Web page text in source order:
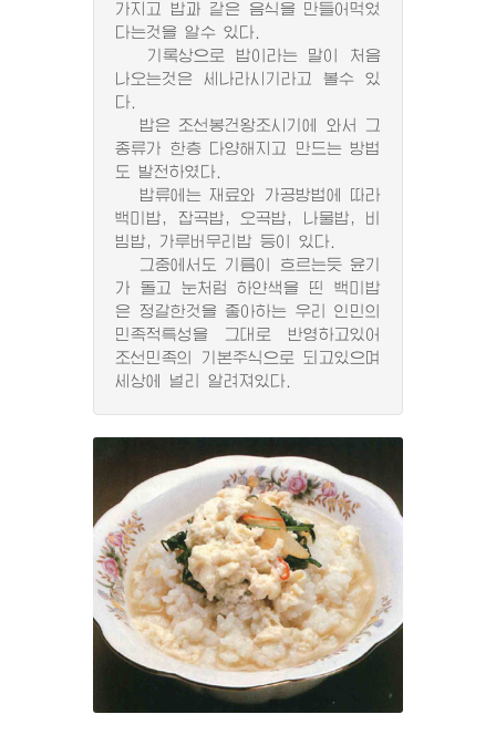
가지고 밥과 같은 음식을 만들어먹었
다는것을 알수 있다.
기록상으로 밥이라는 말이 처음
나오는것은 세나라시기라고 볼수 있
다.
밥은 조선봉건왕조시기에 와서 그
종류가 한층 다양해지고 만드는 방법
도 발전하였다.
밥류에는 재료와 가공방법에 따라
백미밥, 잡곡밥, 오곡밥, 나물밥, 비
빔밥, 가루버무리밥 등이 있다.
그중에서도 기름이 흐르는듯 윤기
가 돌고 눈처럼 하얀색을 띤 백미밥
은 정갈한것을 좋아하는 우리 인민의
민족적특성을 그대로 반영하고있어
조선민족의 기본주식으로 되고있으며
세상에 널리 알려져있다.